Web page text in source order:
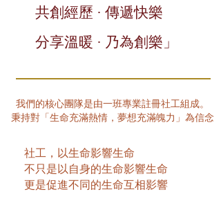
共創經歷 · 傳遞快樂
分享溫暖 · 乃為創樂」
我們的核心團隊是由一班專業註冊社工組成。
秉持對「生命充滿熱情，夢想充滿魄力」為信念
社工，以生命影響生命
不只是以自身的生命影響生命
更是促進不同的生命互相影響